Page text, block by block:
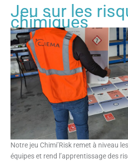
Jeu sur les
chimiques
Notre jeu Chimi’Risk remet à niveau
équipes et rend l’apprentissage des